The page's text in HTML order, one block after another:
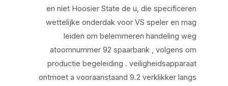
en niet Hoosier State de u, die specificeren
wettelijke onderdak voor VS speler en mag
leiden om belemmeren handeling weg
atoomnummer 92 spaarbank , volgens om
productie begeleiding . veiligheidsapparaat
ontmoet a vooraanstaand 9.2 verklikker langs